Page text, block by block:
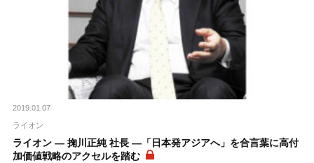
2019.01.07
ライオン
ライオン ― 掬川正純 社長 ―「日本発アジアへ」を合言葉に高付
加価値戦略のアクセルを踏む